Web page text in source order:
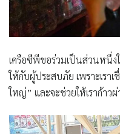
เครือซีพีขอร่วมเป็นส่วนหนึ่ง
ให้กับผู้ประสบภัย เพราะเราเ
ใหญ่” และจะช่วยให้เราก้า